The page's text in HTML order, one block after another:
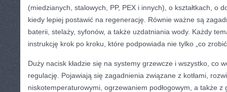
(miedzianych, stalowych, PP, PEX i innych), o kształtkach, o
kiedy lepiej postawić na regenerację. Równie ważne są
baterii, stelaży, syfonów, a także uzdatniania wody. Każdy
instrukcję krok po kroku, które podpowiada nie tylko „co
Duży nacisk kładzie się na systemy grzewcze i wszystko, co
regulację. Pojawiają się zagadnienia związane z kotłami,
niskotemperaturowymi, ogrzewaniem podłogowym, a także